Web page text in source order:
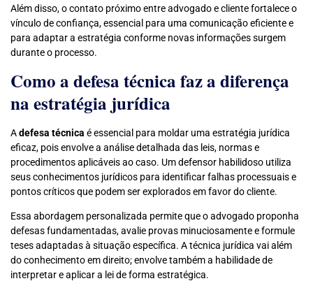
Além disso, o contato próximo entre advogado e cliente fortalece o
vínculo de confiança, essencial para uma comunicação eficiente e
para adaptar a estratégia conforme novas informações surgem
durante o processo.
Como a defesa técnica faz a diferença
na estratégia jurídica
Adefesa técnica é essencial para moldar uma estratégia jurídica
eficaz, pois envolve a análise detalhada das leis, normas e
procedimentos aplicáveis ao caso. Um defensor habilidoso utiliza
seus conhecimentos jurídicos para identificar falhas processuais e
pontos críticos que podem ser explorados em favor do cliente.
Essa abordagem personalizada permite que o advogado proponha
defesas fundamentadas, avalie provas minuciosamente e formule
teses adaptadas à situação específica. A técnica jurídica vai além
do conhecimento em direito; envolve também a habilidade de
interpretar e aplicar a lei de forma estratégica.